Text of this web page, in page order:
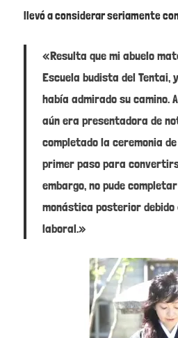
llevó a considerar seriamente
«Resulta que mi abuelo
Escuela budista del Tentai,
había admirado su camino.
aún era presentadora de
completado la ceremonia de
primer paso para
embargo, no pude
monástica posterior
laboral.»